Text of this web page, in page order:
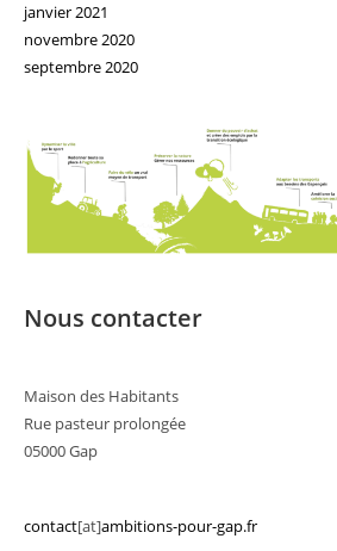
janvier 2021
novembre 2020
septembre 2020
Nous contacter
Maison des Habitants
Rue pasteur prolongée
05000 Gap
contact[at]ambitions-pour-gap.fr